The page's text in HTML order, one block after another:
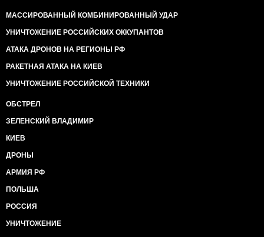
МАССИРОВАННЫЙ КОМБИНИРОВАННЫЙ УДАР
УНИЧТОЖЕНИЕ РОССИЙСКИХ ОККУПАНТОВ
АТАКА ДРОНОВ НА РЕГИОНЫ РФ
РАКЕТНАЯ АТАКА НА КИЕВ
УНИЧТОЖЕНИЕ РОССИЙСКОЙ ТЕХНИКИ
ОБСТРЕЛ
ЗЕЛЕНСКИЙ ВЛАДИМИР
КИЕВ
ДРОНЫ
АРМИЯ РФ
ПОЛЬША
РОССИЯ
УНИЧТОЖЕНИЕ